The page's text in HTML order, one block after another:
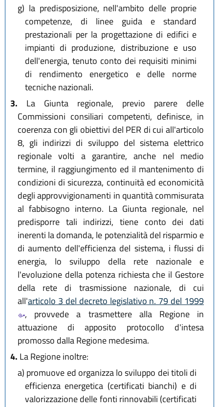
g) la predisposizione, nell'ambito delle proprie
competenze, di linee guida e standard
prestazionali per la progettazione di edifici e
impianti di produzione, distribuzione e uso
dell'energia, tenuto conto dei requisiti minimi
di rendimento energetico e delle norme
tecniche nazionali.
3. La Giunta regionale, previo parere delle
Commissioni consiliari competenti, definisce, in
coerenza con gli obiettivi del PER di cui all'articolo
8, gli indirizzi di sviluppo del sistema elettrico
regionale volti a garantire, anche nel medio
termine, il raggiungimento ed il mantenimento di
condizioni di sicurezza, continuità ed economicità
degli approvvigionamenti in quantità commisurata
al fabbisogno interno. La Giunta regionale, nel
predisporre tali indirizzi, tiene conto dei dati
inerenti la domanda, le potenzialità del risparmio e
di aumento dell'efficienza del sistema, i flussi di
energia, lo sviluppo della rete nazionale e
l'evoluzione della potenza richiesta che il Gestore
della rete di trasmissione nazionale, di cui
all'articolo 3 del decreto legislativo n. 79 del 1999
, provvede a trasmettere alla Regione in
attuazione di apposito protocollo d'intesa
promosso dalla Regione medesima.
4. La Regione inoltre:
a) promuove ed organizza lo sviluppo dei titoli di
efficienza energetica (certificati bianchi) e di
valorizzazione delle fonti rinnovabili (certificati